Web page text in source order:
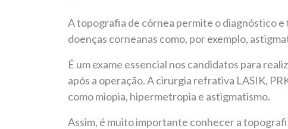
A topografia de córnea permite o diagnóstico
doenças corneanas como, por exemplo,
É um exame essencial nos candidatos para
após a operação. A cirurgia refrativa LASIK,
como miopia, hipermetropia e astigmatismo.
Assim, é muito importante conhecer a